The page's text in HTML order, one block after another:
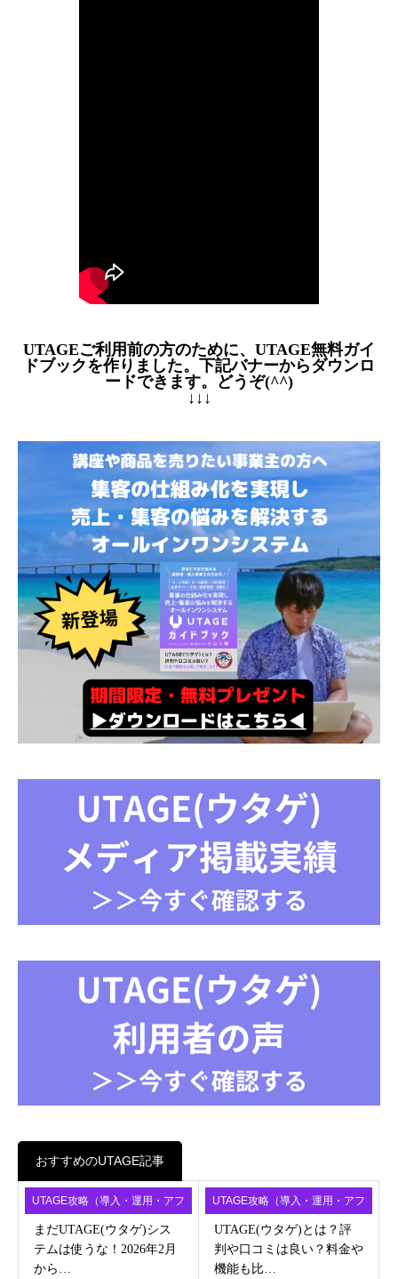
UTAGEご利用前の方のために、UTAGE無料ガイ
ドブックを作りました。下記バナーからダウンロ
ードできます。どうぞ(^^)
↓↓↓
おすすめのUTAGE記事
UTAGE攻略（導入・運用・アフ
ィ）
まだUTAGE(ウタゲ)シス
テムは使うな！2026年2月
から…
UTAGE攻略（導入・運用・アフ
ィ）
UTAGE(ウタゲ)とは？評
判や口コミは良い？料金や
機能も比…